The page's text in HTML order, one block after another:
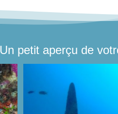
Un petit aperçu de